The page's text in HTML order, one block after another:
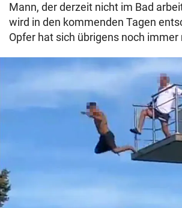
Mann, der derzeit nicht im Bad
wird in den kommenden Tagen
Opfer hat sich übrigens noch